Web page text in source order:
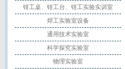
钳工桌、钳工台、钳工实验实训室
焊工实验室设备
通用技术实验室
科学探究实验室
物理实验室